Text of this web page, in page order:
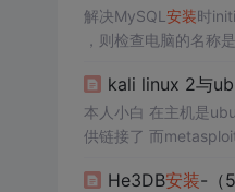
解决MySQL 安装时
，则检查电脑的名称
kali linux 2与
本人小白 在主机是
供链接了 而
He3DB安装-（5